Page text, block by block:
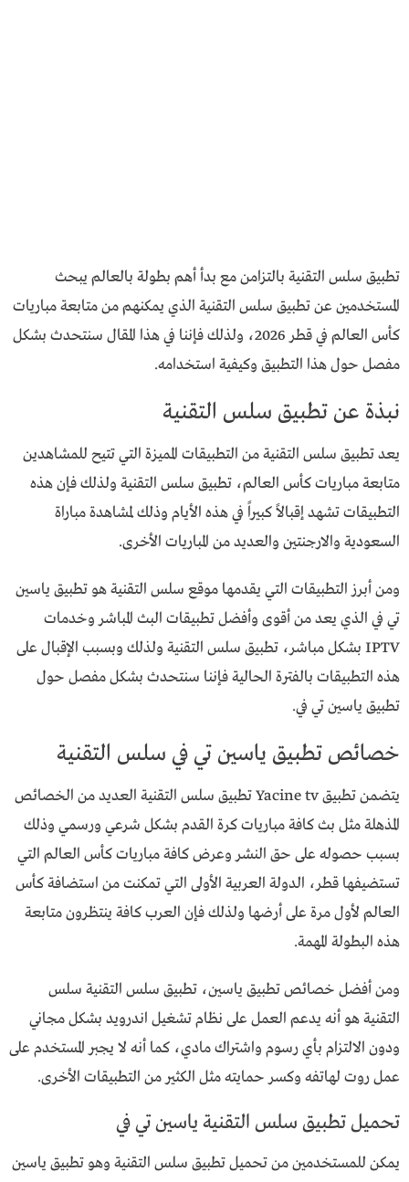
تطبيق سلس التقنية بالتزامن مع بدأ أهم بطولة بالعالم يبحث
المستخدمين عن تطبيق سلس التقنية الذي يمكنهم من متابعة مباريات
كأس العالم في قطر 2026، ولذلك فإننا في هذا المقال سنتحدث بشكل
مفصل حول هذا التطبيق وكيفية استخدامه.
نبذة عن تطبيق سلس التقنية
يعد تطبيق سلس التقنية من التطبيقات المميزة التي تتيح للمشاهدين
متابعة مباريات كأس العالم، تطبيق سلس التقنية ولذلك فإن هذه
التطبيقات تشهد إقبالاً كبيراً في هذه الأيام وذلك لمشاهدة مباراة
السعودية والارجنتين والعديد من المباريات الأخرى.
ومن أبرز التطبيقات التي يقدمها موقع سلس التقنية هو تطبيق ياسين
تي في الذي يعد من أقوى وأفضل تطبيقات البث المباشر وخدمات
IPTV بشكل مباشر، تطبيق سلس التقنية ولذلك وبسبب الإقبال على
هذه التطبيقات بالفترة الحالية فإننا سنتحدث بشكل مفصل حول
تطبيق ياسين تي في.
خصائص تطبيق ياسين تي في سلس التقنية
يتضمن تطبيق Yacine tv تطبيق سلس التقنية العديد من الخصائص
المذهلة مثل بث كافة مباريات كرة القدم بشكل شرعي ورسمي وذلك
بسبب حصوله على حق النشر وعرض كافة مباريات كأس العالم التي
تستضيفها قطر، الدولة العربية الأولى التي تمكنت من استضافة كأس
العالم لأول مرة على أرضها ولذلك فإن العرب كافة ينتظرون متابعة
هذه البطولة المهمة.
ومن أفضل خصائص تطبيق ياسين، تطبيق سلس التقنية سلس
التقنية هو أنه يدعم العمل على نظام تشغيل اندرويد بشكل مجاني
ودون الالتزام بأي رسوم واشتراك مادي، كما أنه لا يجبر المستخدم على
عمل روت لهاتفه وكسر حمايته مثل الكثير من التطبيقات الأخرى.
تحميل تطبيق سلس التقنية ياسين تي في
يمكن للمستخدمين من تحميل تطبيق سلس التقنية وهو تطبيق ياسين